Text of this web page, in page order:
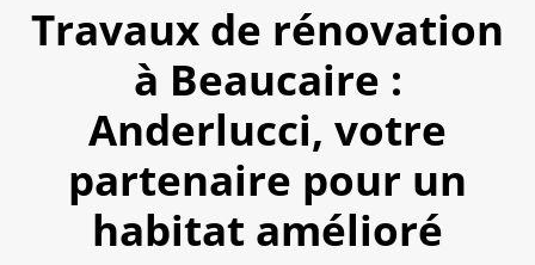
Travaux de rénovation
à Beaucaire :
Anderlucci, votre
partenaire pour un
habitat amélioré